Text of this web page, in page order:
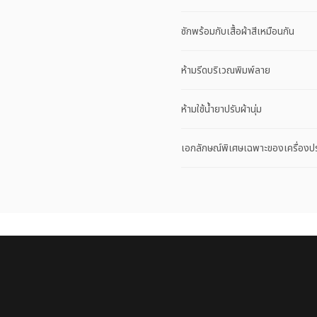
ซักพร้อมกับเสื้อผ้าสีเหมือนกัน
ห้ามรีดบริเวณพิมพ์ลาย
ห้ามใช้น้ำยาปรับผ้านุ่ม
เอกลักษณ์พิเศษเฉพาะของเครื่องป